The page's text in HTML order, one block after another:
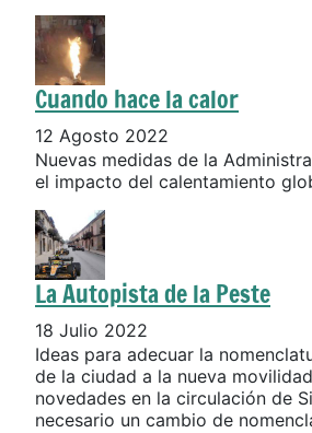
Cuando hace la calor
12 Agosto 2022
Nuevas medidas de la
el impacto del calentamiento
La Autopista de la Peste
18 Julio 2022
Ideas para adecuar la
de la ciudad a la nueva
novedades en la circulación de
necesario un cambio de